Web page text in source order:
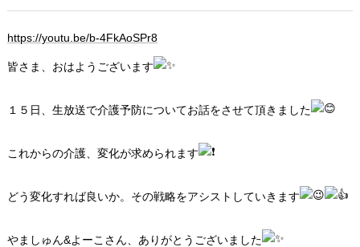
https://youtu.be/b-4FkAoSPr8
皆さま、おはようございます
１５日、生放送で介護予防についてお話をさせて頂きました
これからの介護、変化が求められます
どう変化すれば良いか。その戦略をアシストしていきます
やましゅん&よーこさん、ありがとうございました